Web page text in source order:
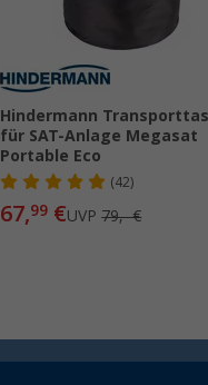
Hindermann
für SAT-Anlage Megasat
Portable Eco
(42)
67,99 €UVP79,- €